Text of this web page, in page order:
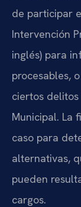
de participar
Intervención
inglés) para
procesables,
ciertos
Municipal. La
caso para
alternativas,
pueden
cargos.